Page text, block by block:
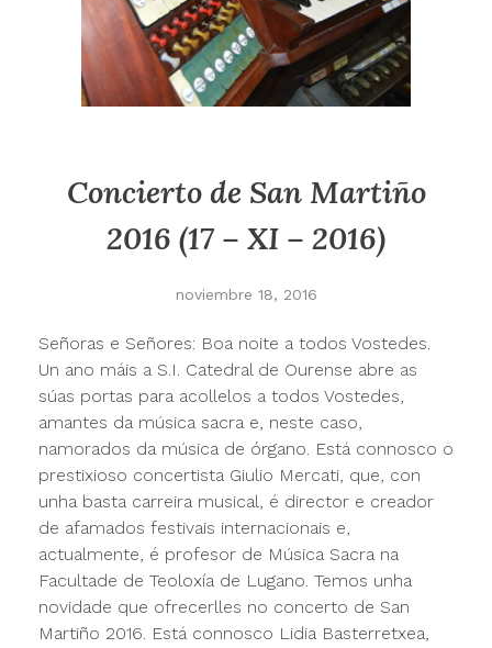
Concierto de San Martiño
2016 (17 – XI – 2016)
noviembre 18, 2016
Señoras e Señores: Boa noite a todos Vostedes.
Un ano máis a S.I. Catedral de Ourense abre as
súas portas para acollelos a todos Vostedes,
amantes da música sacra e, neste caso,
namorados da música de órgano. Está connosco o
prestixioso concertista Giulio Mercati, que, con
unha basta carreira musical, é director e creador
de afamados festivais internacionais e,
actualmente, é profesor de Música Sacra na
Facultade de Teoloxía de Lugano. Temos unha
novidade que ofrecerlles no concerto de San
Martiño 2016. Está connosco Lidia Basterretxea,